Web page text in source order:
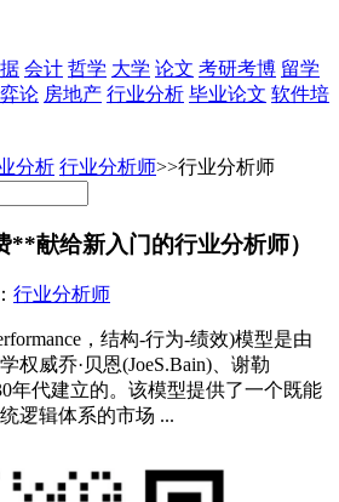
会计 哲学 大学 论文 考研考博 留学
论 房地产 行业分析 毕业论文 软件培
分析 行业分析师>>行业分析师
**献给新入门的行业分析师）
行业分析师
，结构-行为-绩效)模型是由
权威乔·贝恩(JoeS.Bain)、谢勒
年代建立的。该模型提供了一个既能
逻辑体系的市场 ...